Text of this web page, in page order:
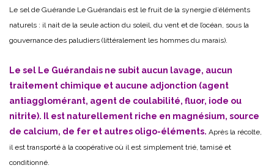
Le sel de Guérande Le Guérandais est le fruit de la synergie d’éléments
naturels : il nait de la seule action du soleil, du vent et de l’océan, sous la
gouvernance des paludiers (littéralement les hommes du marais).
Le sel Le Guérandais ne subit aucun lavage, aucun
traitement chimique et aucune adjonction (agent
antiagglomérant, agent de coulabilité, fluor, iode ou
nitrite). Il est naturellement riche en magnésium, source
de calcium, de fer et autres oligo-éléments. Après la récolte,
il est transporté à la coopérative où il est simplement trié, tamisé et
conditionné.